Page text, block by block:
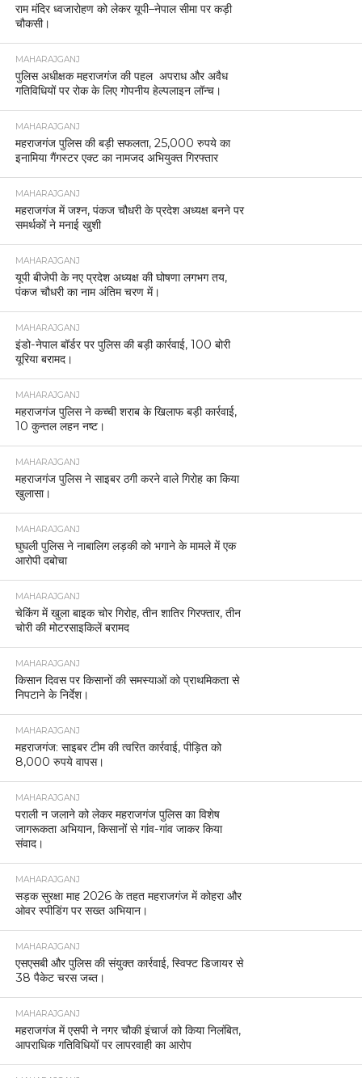
राम मंदिर ध्वजारोहण को लेकर यूपी–नेपाल सीमा पर कड़ी
चौकसी।
MAHARAJGANJ
पुलिस अधीक्षक महराजगंज की पहल अपराध और अवैध
गतिविधियों पर रोक के लिए गोपनीय हेल्पलाइन लॉन्च।
MAHARAJGANJ
महराजगंज पुलिस की बड़ी सफलता, 25,000 रुपये का
इनामिया गैंगस्टर एक्ट का नामजद अभियुक्त गिरफ्तार
MAHARAJGANJ
महराजगंज में जश्न, पंकज चौधरी के प्रदेश अध्यक्ष बनने पर
समर्थकों ने मनाई खुशी
MAHARAJGANJ
यूपी बीजेपी के नए प्रदेश अध्यक्ष की घोषणा लगभग तय,
पंकज चौधरी का नाम अंतिम चरण में।
MAHARAJGANJ
इंडो-नेपाल बॉर्डर पर पुलिस की बड़ी कार्रवाई, 100 बोरी
यूरिया बरामद।
MAHARAJGANJ
महराजगंज पुलिस ने कच्ची शराब के खिलाफ बड़ी कार्रवाई,
10 कुन्तल लहन नष्ट।
MAHARAJGANJ
महराजगंज पुलिस ने साइबर ठगी करने वाले गिरोह का किया
खुलासा।
MAHARAJGANJ
घुघली पुलिस ने नाबालिग लड़की को भगाने के मामले में एक
आरोपी दबोचा
MAHARAJGANJ
चेकिंग में खुला बाइक चोर गिरोह, तीन शातिर गिरफ्तार, तीन
चोरी की मोटरसाइकिलें बरामद
MAHARAJGANJ
किसान दिवस पर किसानों की समस्याओं को प्राथमिकता से
निपटाने के निर्देश।
MAHARAJGANJ
महराजगंज: साइबर टीम की त्वरित कार्रवाई, पीड़ित को
8,000 रुपये वापस।
MAHARAJGANJ
पराली न जलाने को लेकर महराजगंज पुलिस का विशेष
जागरूकता अभियान, किसानों से गांव-गांव जाकर किया
संवाद।
MAHARAJGANJ
सड़क सुरक्षा माह 2026 के तहत महराजगंज में कोहरा और
ओवर स्पीडिंग पर सख्त अभियान।
MAHARAJGANJ
एसएसबी और पुलिस की संयुक्त कार्रवाई, स्विफ्ट डिजायर से
38 पैकेट चरस जब्त।
MAHARAJGANJ
महराजगंज में एसपी ने नगर चौकी इंचार्ज को किया निलंबित,
आपराधिक गतिविधियों पर लापरवाही का आरोप